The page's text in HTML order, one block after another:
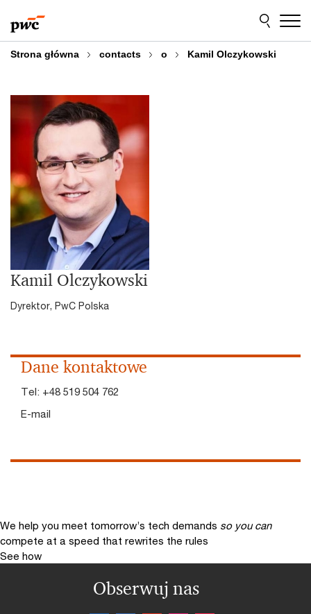
do
treści
do
stopki
Strona główna contacts o Kamil Olczykowski
Kamil Olczykowski
Dyrektor, PwC Polska
Dane kontaktowe
Tel: +48 519 504 762
E-mail
We help you meet tomorrow’s tech demands so you can
compete at a speed that rewrites the rules
See how
Obserwuj nas